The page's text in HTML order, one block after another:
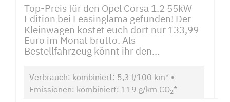
Top-Preis für den Opel Corsa 1.2 55kW
Edition bei Leasinglama gefunden! Der
Kleinwagen kostet euch dort nur 133,99
Euro im Monat brutto. Als
Bestellfahrzeug könnt ihr den...
Verbrauch: kombiniert: 5,3 l/100 km* •
Emissionen: kombiniert: 119 g/km CO2*